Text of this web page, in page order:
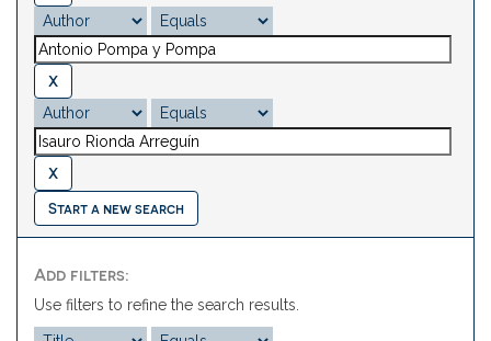
Start a new search
Add filters:
Use filters to refine the search results.